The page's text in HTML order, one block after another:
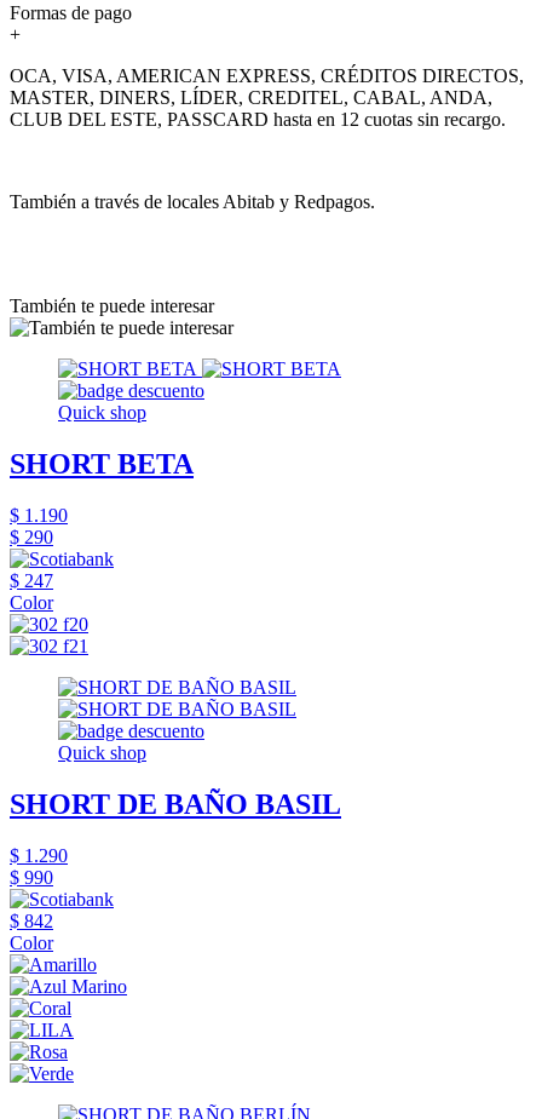
Formas de pago
+
OCA, VISA, AMERICAN EXPRESS, CRÉDITOS DIRECTOS,
MASTER, DINERS, LÍDER, CREDITEL, CABAL, ANDA,
CLUB DEL ESTE, PASSCARD hasta en 12 cuotas sin recargo.
También a través de locales Abitab y Redpagos.
También te puede interesar
Quick shop
SHORT BETA
$ 1.190
$ 290
$ 247
Color
Quick shop
SHORT DE BAÑO BASIL
$ 1.290
$ 990
$ 842
Color